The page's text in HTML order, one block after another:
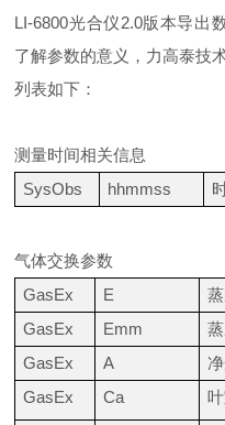
LI-6800光合仪2.0版本导出
了解参数的意义，力高泰技
列表如下：
测量时间相关信息
SysObs
hhmmss
气体交换参数
GasEx
E
GasEx
Emm
GasEx
A
GasEx
Ca